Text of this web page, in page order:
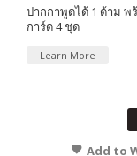
ปากกาพูดได้ 1 ด้าม พ
การ์ด 4 ชุด
Learn More
Add to